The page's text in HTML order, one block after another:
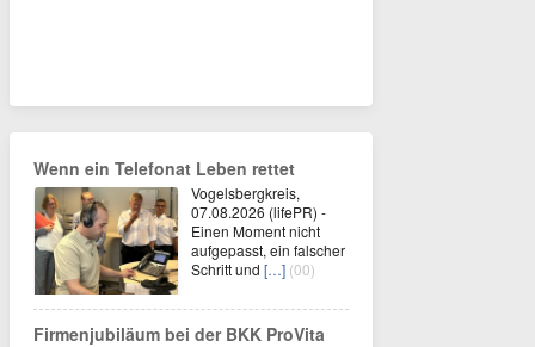
Wenn ein Telefonat Leben rettet
Vogelsbergkreis,
07.08.2026 (lifePR) -
Einen Moment nicht
aufgepasst, ein falscher
Schritt und […] (00)
Firmenjubiläum bei der BKK ProVita